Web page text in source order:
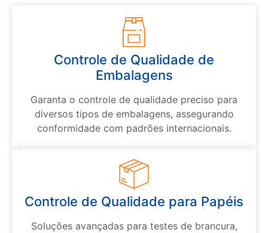
Controle de Qualidade de
Embalagens
Garanta o controle de qualidade preciso para
diversos tipos de embalagens, assegurando
conformidade com padrões internacionais.
Controle de Qualidade para Papéis
Soluções avançadas para testes de brancura,